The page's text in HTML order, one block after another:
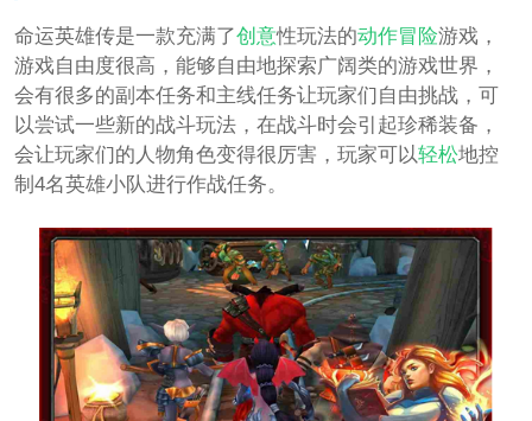
命运英雄传是一款充满了创意性玩法的动作冒险游戏，
游戏自由度很高，能够自由地探索广阔类的游戏世界，
会有很多的副本任务和主线任务让玩家们自由挑战，可
以尝试一些新的战斗玩法，在战斗时会引起珍稀装备，
会让玩家们的人物角色变得很厉害，玩家可以轻松地控
制4名英雄小队进行作战任务。